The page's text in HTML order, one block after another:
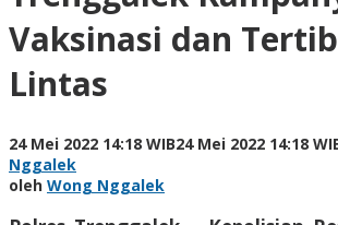
Vaksinasi dan
Lintas
24 Mei 2022 14:18 WIB24 Mei 2022 14:18
Nggalek
oleh Wong Nggalek